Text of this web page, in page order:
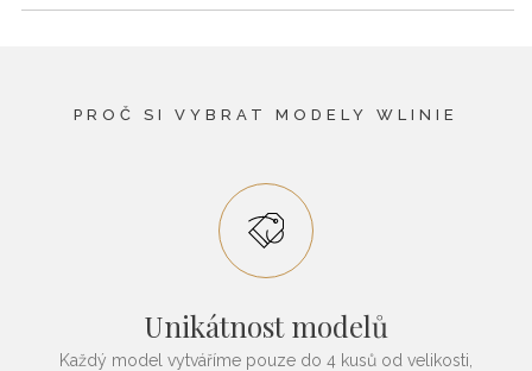
PROČ SI VYBRAT MODELY WLINIE
Unikátnost modelů
Každý model vytváříme pouze do 4 kusů od velikosti,